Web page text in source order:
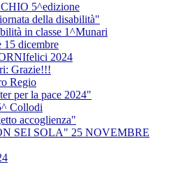
5^edizione
della disabilità"
in classe 1^Munari
15 dicembre
2024
Grazie!!!
Regio
per la pace 2024"
Collodi
accoglienza"
SEI SOLA" 25 NOVEMBRE